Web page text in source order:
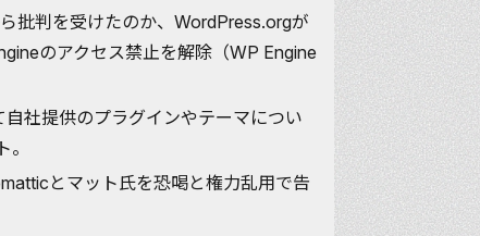
批判を受けたのか、WordPress.orgが
のアクセス禁止を解除（WP Engine
社提供のプラグインやテーマについ
。
とマット氏を恐喝と権力乱用で告